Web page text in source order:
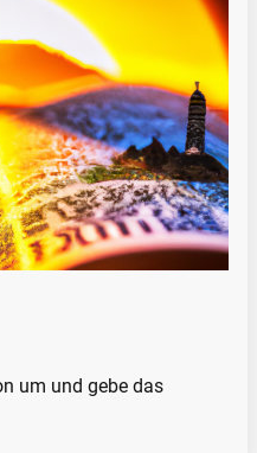
um und gebe das